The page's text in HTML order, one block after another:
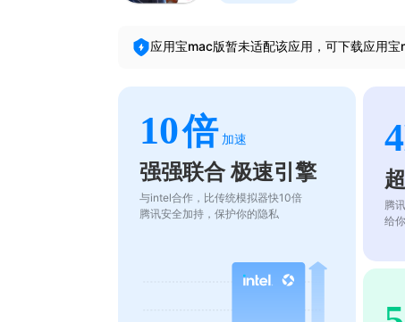
应用宝mac版暂未适配该应用，可下载应用
10倍 加速
强强联合 极速引擎
与intel合作，比传统模拟器快10倍
腾讯安全加持，保护你的隐私
腾
给